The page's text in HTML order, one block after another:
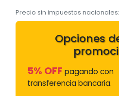
Precio sin impuestos nacionales:
Opciones
5% OFF pagando con
transferencia bancaria.